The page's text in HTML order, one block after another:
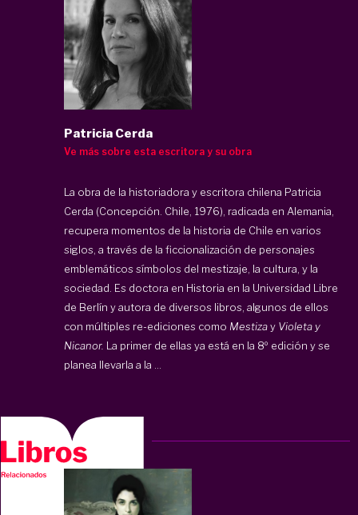
Patricia Cerda
Ve más sobre esta escritora y su obra
La obra de la historiadora y escritora chilena Patricia
Cerda (Concepción. Chile, 1976), radicada en Alemania,
recupera momentos de la historia de Chile en varios
siglos, a través de la ficcionalización de personajes
emblemáticos símbolos del mestizaje, la cultura, y la
sociedad. Es doctora en Historia en la Universidad Libre
de Berlín y autora de diversos libros, algunos de ellos
con múltiples re-ediciones como Mestizay Violeta y
Nicanor. La primer de ellas ya está en la 8º edición y se
planea llevarla a la ...